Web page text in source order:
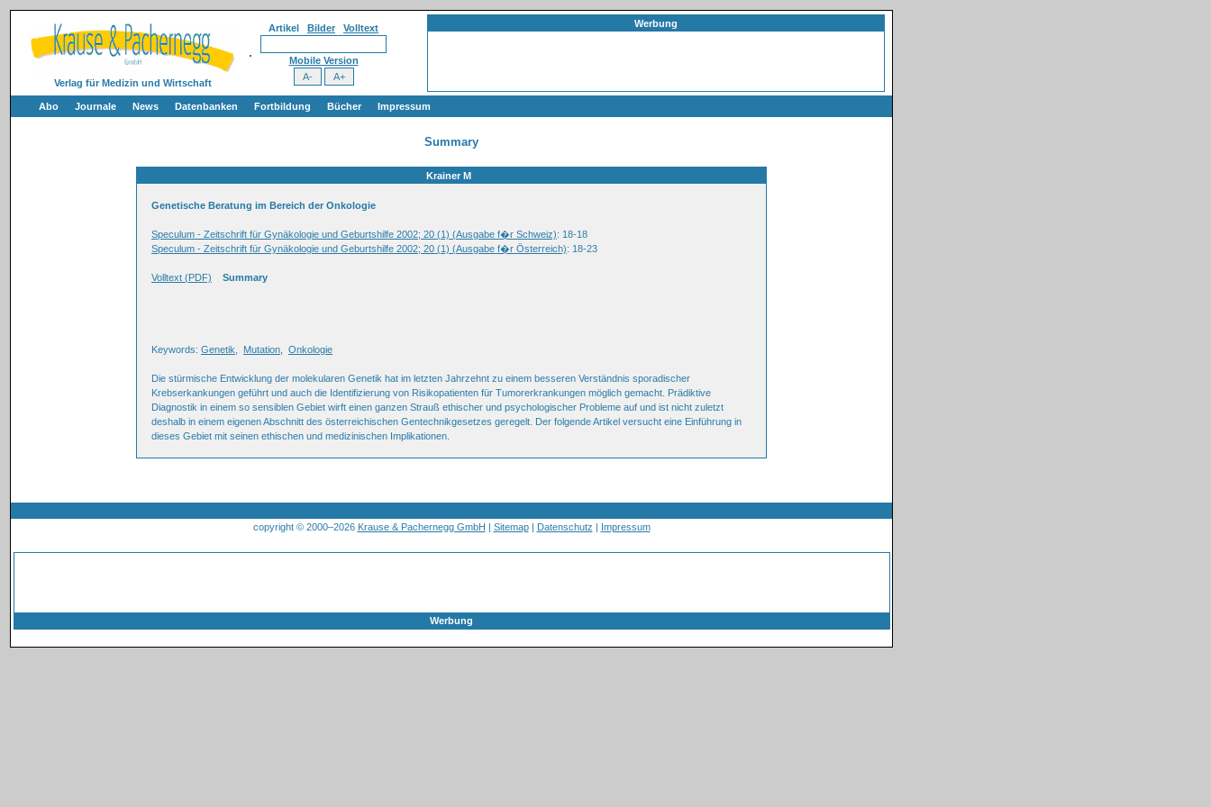
Verlag für Medizin und Wirtschaft
Artikel Bilder Volltext
Mobile Version
Werbung
Abo Journale News Datenbanken Fortbildung Bücher Impressum
Summary
Krainer M
Genetische Beratung im Bereich der Onkologie
Speculum - Zeitschrift für Gynäkologie und Geburtshilfe 2002; 20 (1) (Ausgabe f�r Schweiz): 18-18
Speculum - Zeitschrift für Gynäkologie und Geburtshilfe 2002; 20 (1) (Ausgabe f�r Österreich): 18-23
Volltext (PDF) Summary
Keywords: Genetik Mutation Onkologie
Die stürmische Entwicklung der molekularen Genetik hat im letzten Jahrzehnt zu einem besseren Verständnis sporadischer
Krebserkankungen geführt und auch die Identifizierung von Risikopatienten für Tumorerkrankungen möglich gemacht. Prädiktive
Diagnostik in einem so sensiblen Gebiet wirft einen ganzen Strauß ethischer und psychologischer Probleme auf und ist nicht zuletzt
deshalb in einem eigenen Abschnitt des österreichischen Gentechnikgesetzes geregelt. Der folgende Artikel versucht eine Einführung in
dieses Gebiet mit seinen ethischen und medizinischen Implikationen.
copyright © 2000–2026 Krause & Pachernegg GmbH | Sitemap| Datenschutz | Impressum
Werbung